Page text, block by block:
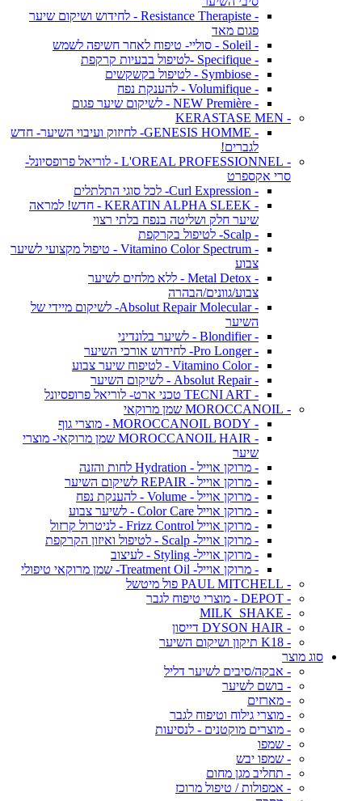
- Resistance Therapiste - לחידוש ושיקום שיער
פגום מאד
- Soleil - סוליי- טיפוח לאחר חשיפה לשמש
- Specifique -לטיפול בבעיות קרקפת
- Symbiose - לטיפול בקשקשים
- Volumifique - להענקת נפח
- NEW Première - לשיקום שיער פגום
- KERASTASE MEN
- GENESIS HOMME- לחיזוק ועיבוי השיער- חדש
לגברים!
- L'OREAL PROFESSIONNEL - לוריאל פרופסיונל-
סרי אקספרט
- Curl Expression- לכל סוגי התלתלים
- KERATIN ALPHA SLEEK - חדש! למראה
שיער חלק ושליטה בנפח בלתי רצוי
- Scalp- לטיפול בקרקפת
- Vitamino Color Spectrum - טיפול מקצועי לשיער
צבוע
- Metal Detox - ללא מלחים לשיער
צבוע/גוונים/הבהרה
- Absolut Repair Molecular- לשיקום מיידי של
השיער
- Blondifier - לשיער בלונדיני
- Pro Longer- לחידוש אורכי השיער
- Vitamino Color - לטיפוח שיער צבוע
- Absolut Repair - לשיקום השיער
- TECNI ART טכני ארט- לוריאל פרופסיונל
- MOROCCANOIL שמן מרוקאי
- MOROCCANOIL BODY - מוצרי גוף
- MOROCCANOIL HAIR שמן מרוקאי- מוצרי
שיער
- מרוקן אוייל - Hydration לחות והזנה
- מרוקן אוייל - REPAIR לשיקום השיער
- מרוקן אוייל - Volume - להענקת נפח
- מרוקן אוייל Color Care - לשיער צבוע
- מרוקן אוייל Frizz Control - לניטרול קרזול
- מרוקן אוייל- Scalp - לטיפול ואיזון הקרקפת
- מרוקן אוייל- Styling - לעיצוב
- מרוקן אוייל- Treatment Oil- שמן מרוקאי טיפולי
- PAUL MITCHELL פול מיטשל
- DEPOT - מוצרי טיפוח לגבר
- MILK_SHAKE
- DYSON HAIR דייסון
- K18 תיקון ושיקום השיער
סוג מוצר
- אבקה/סיבים לשיער דליל
- בושם לשיער
- מארזים
- מוצרי גילוח וטיפוח לגבר
- מוצרים מוקטנים - לנסיעות
- שמפו
- שמפו יבש
- תחליב מגן מחום
- אמפולות / טיפול מרוכז